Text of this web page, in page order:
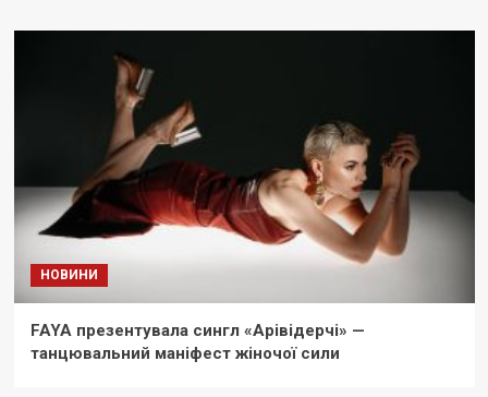
НОВИНИ
FAYA презентувала сингл «Арівідерчі» —
танцювальний маніфест жіночої сили